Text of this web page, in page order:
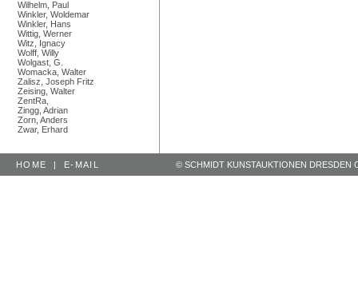
Wilhelm, Paul
Winkler, Woldemar
Winkler, Hans
Wittig, Werner
Witz, Ignacy
Wolff, Willy
Wolgast, G.
Womacka, Walter
Zalisz, Joseph Fritz
Zeising, Walter
ZentRa,
Zingg, Adrian
Zorn, Anders
Zwar, Erhard
HOME | E-MAIL © SCHMIDT KUNSTAUKTIONEN DRESDEN